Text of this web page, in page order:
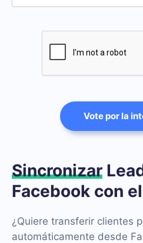
Vote por la
Sincronizar
Facebook con
¿Quiere transferir clientes
automáticamente desde